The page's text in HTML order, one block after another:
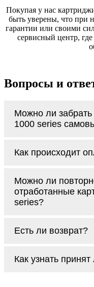
Покупая у нас
быть уверены, что при
гарантии или своими
сервисный центр,
Вопросы и
Можно ли
1000 series
доставим заказ
Мы гарантируем
доставляем Вам
1000 series
Как происходит
series
заказа.
Можно ли
отработанные
series?
процесс проще,
В любом случае
картриджи
Есть ли возврат?
какой-то
Как узнать